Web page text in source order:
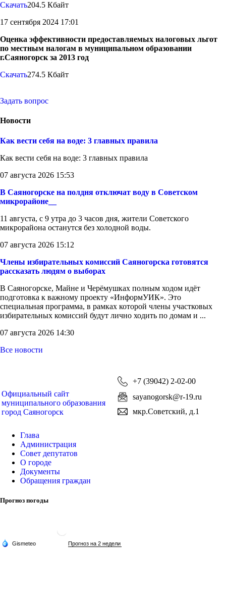
Скачать204.5 Кбайт
17 сентября 2024 17:01
Оценка эффективности предоставляемых налоговых льгот
по местным налогам в муниципальном образовании
г.Саяногорск за 2013 год
Скачать274.5 Кбайт
Задать вопрос
Новости
Как вести себя на воде: 3 главных правила
Как вести себя на воде: 3 главных правила
07 августа 2026 15:53
В Саяногорске на полдня отключат воду в Советском
микрорайоне__
11 августа, с 9 утра до 3 часов дня, жители Советского
микрорайона останутся без холодной воды.
07 августа 2026 15:12
Члены избирательных комиссий Саяногорска готовятся
рассказать людям о выборах
В Саяногорске, Майне и Черёмушках полным ходом идёт
подготовка к важному проекту «ИнформУИК». Это
специальная программа, в рамках которой члены участковых
избирательных комиссий будут лично ходить по домам и ...
07 августа 2026 14:30
Все новости
Официальный сайт
муниципального образования
город Саяногорск
+7 (39042) 2-02-00
sayanogorsk@r-19.ru
мкр.Советский, д.1
Глава
Администрация
Совет депутатов
О городе
Документы
Обращения граждан
Прогноз погоды